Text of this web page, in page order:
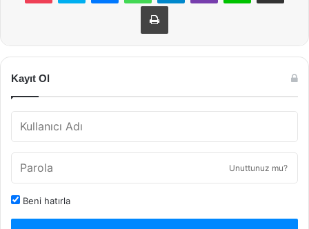
Yazdır
Kayıt Ol
Unuttunuz mu?
Beni hatırla